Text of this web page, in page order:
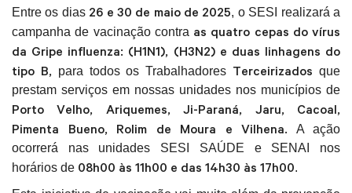
Entre os dias 26 e 30 de maio de 2025, o SESI realizará a
campanha de vacinação contra as quatro cepas do vírus
da Gripe influenza: (H1N1), (H3N2) e duas linhagens do
tipo B, para todos os Trabalhadores Terceirizados que
prestam serviços em nossas unidades nos municípios de
Porto Velho, Ariquemes, Ji-Paraná, Jaru, Cacoal,
Pimenta Bueno, Rolim de Moura e Vilhena. A ação
ocorrerá nas unidades SESI SAÚDE e SENAI nos
horários de 08h00 às 11h00 e das 14h30 às 17h00.